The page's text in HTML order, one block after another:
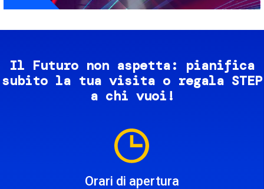
Il Futuro non aspetta: pianifica
subito la tua visita o regala STEP
a chi vuoi!
Orari di apertura